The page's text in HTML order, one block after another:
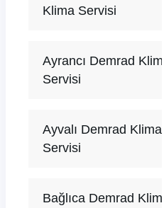
Klima Servisi
Ayrancı Demrad Klima
Servisi
Ayvalı Demrad Klima
Servisi
Bağlıca Demrad Klima